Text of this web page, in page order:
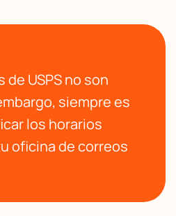
USPS no son
siempre es
los horarios
oficina de correos